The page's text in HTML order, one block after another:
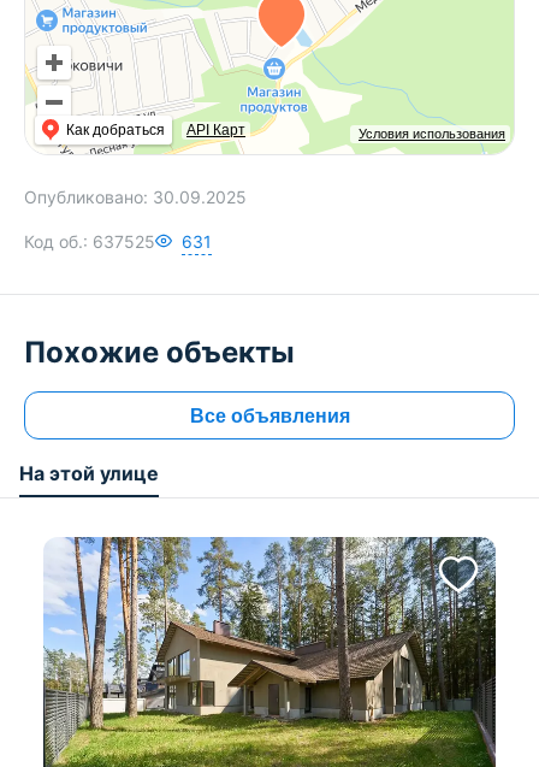
Условия использования
Как добраться API Карт
Опубликовано: 30.09.2025
Код об.: 637525 631
Похожие объекты
Все объявления
На этой улице